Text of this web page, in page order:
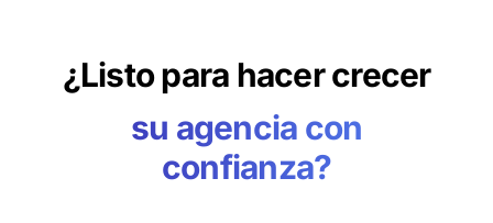
¿Listo para hacer crecer
su agencia con
confianza?